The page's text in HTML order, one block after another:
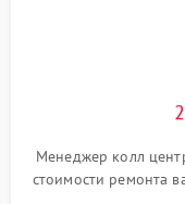
Менеджер колл
стоимости ремонта